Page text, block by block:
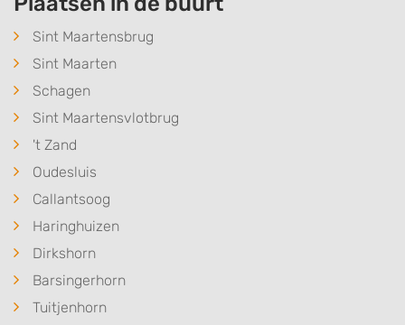
Sint Maartensbrug
Sint Maarten
Schagen
Sint Maartensvlotbrug
't Zand
Oudesluis
Callantsoog
Haringhuizen
Dirkshorn
Barsingerhorn
Tuitjenhorn